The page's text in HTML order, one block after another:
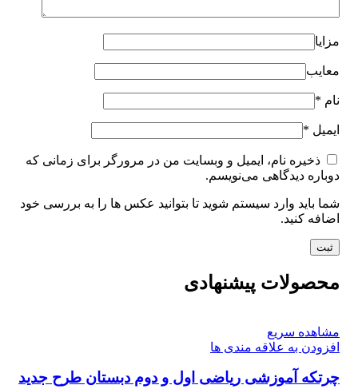
مزایا
معایب
نام *
ایمیل *
ذخیره نام، ایمیل و وبسایت من در مرورگر برای زمانی که
دوباره دیدگاهی می‌نویسم.
شما باید وارد سیستم شوید تا بتوانید عکس ها را به بررسی خود
اضافه کنید.
محصولات پیشنهادی
مشاهده سریع
افزودن به علاقه مندی ها
چرتکه آموزشی ریاضی اول و دوم دبستان طرح جدید